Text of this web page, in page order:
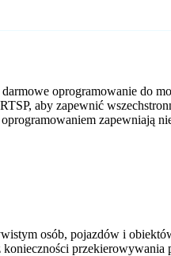
oprogramowanie do
aby zapewnić
zapewniają
osób, pojazdów i
przekierowywania